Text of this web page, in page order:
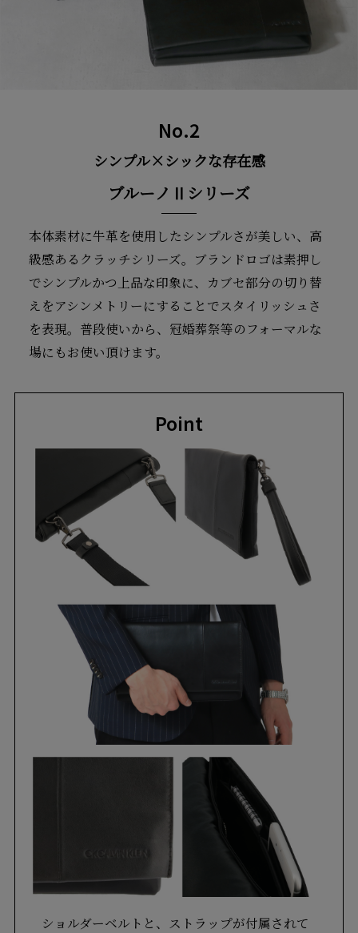
No.2
シンプル×シックな存在感
ブルーノⅡシリーズ
本体素材に牛革を使用したシンプルさが美しい、高
級感あるクラッチシリーズ。ブランドロゴは素押し
でシンプルかつ上品な印象に、カブセ部分の切り替
えをアシンメトリーにすることでスタイリッシュさ
を表現。普段使いから、冠婚葬祭等のフォーマルな
場にもお使い頂けます。
Point
ショルダーベルトと、ストラップが付属されて